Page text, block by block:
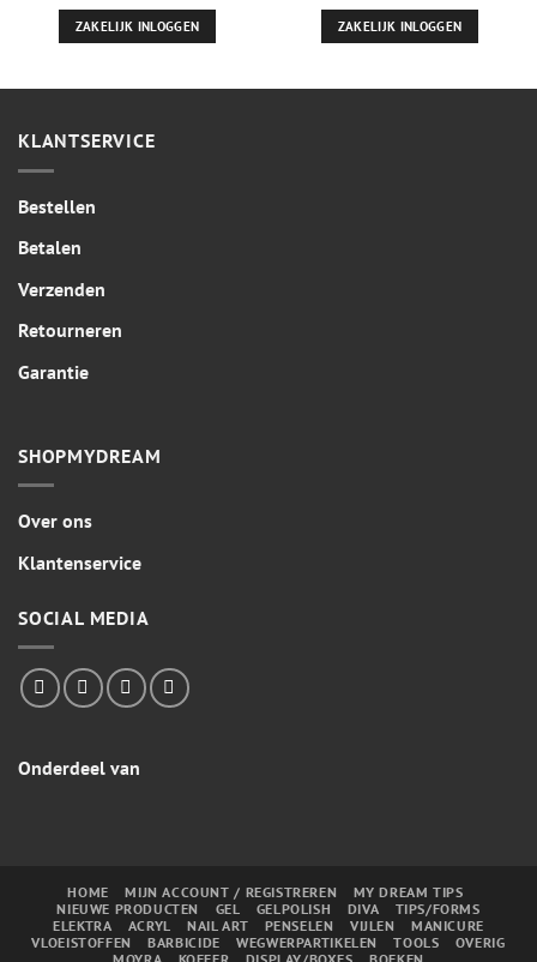
ZAKELIJK INLOGGEN ZAKELIJK INLOGGEN
KLANTSERVICE
Bestellen
Betalen
Verzenden
Retourneren
Garantie
SHOPMYDREAM
Over ons
Klantenservice
SOCIAL MEDIA
Onderdeel van
HOME MIJN ACCOUNT / REGISTREREN
MY DREAM TIPS
NIEUWE PRODUCTEN
GEL GELPOLISH DIVA
TIPS/FORMS
ELEKTRA
ACRYL NAIL ART PENSELEN VIJLEN
MANICURE
VLOEISTOFFEN
BARBICIDE WEGWERPARTIKELEN TOOLS
OVERIG